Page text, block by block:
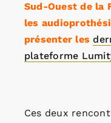
Sud-Ouest de la
les
présenter les
plateforme
Ces deux